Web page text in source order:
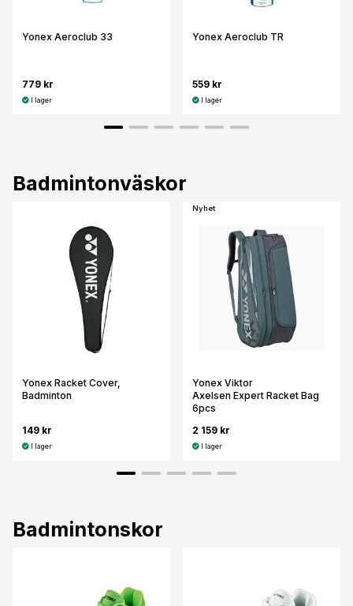
Yonex Aeroclub 33
779 kr
I lager
Yonex Aeroclub TR
559 kr
I lager
Badmintonväskor
Yonex Racket Cover,
Badminton
149 kr
I lager
Nyhet
Yonex Viktor
Axelsen Expert Racket Bag
6pcs
2 159 kr
I lager
Badmintonskor